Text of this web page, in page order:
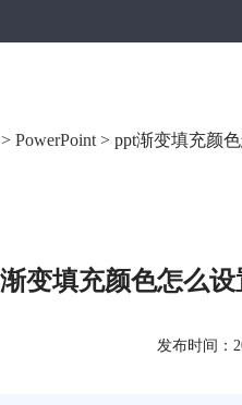
> PowerPoint > ppt渐变填充颜
变填充颜色怎么
发布时间：